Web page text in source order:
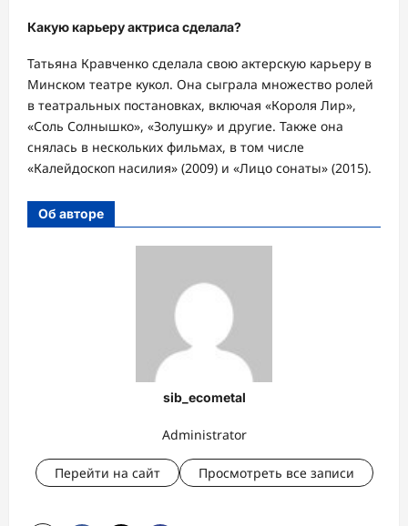
Какую карьеру актриса сделала?
Татьяна Кравченко сделала свою актерскую карьеру в
Минском театре кукол. Она сыграла множество ролей
в театральных постановках, включая «Короля Лир»,
«Соль Солнышко», «Золушку» и другие. Также она
снялась в нескольких фильмах, в том числе
«Калейдоскоп насилия» (2009) и «Лицо сонаты» (2015).
Об авторе
sib_ecometal
Administrator
Перейти на сайт Просмотреть все записи